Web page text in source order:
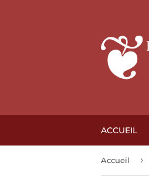
ACCUEIL
Accueil ›